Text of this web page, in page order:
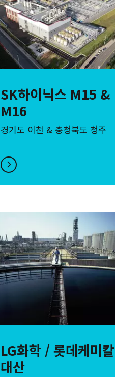
SK하이닉스 M15 &
M16
경기도 이천 & 충청북도 청주
LG화학 / 롯데케미칼
대산